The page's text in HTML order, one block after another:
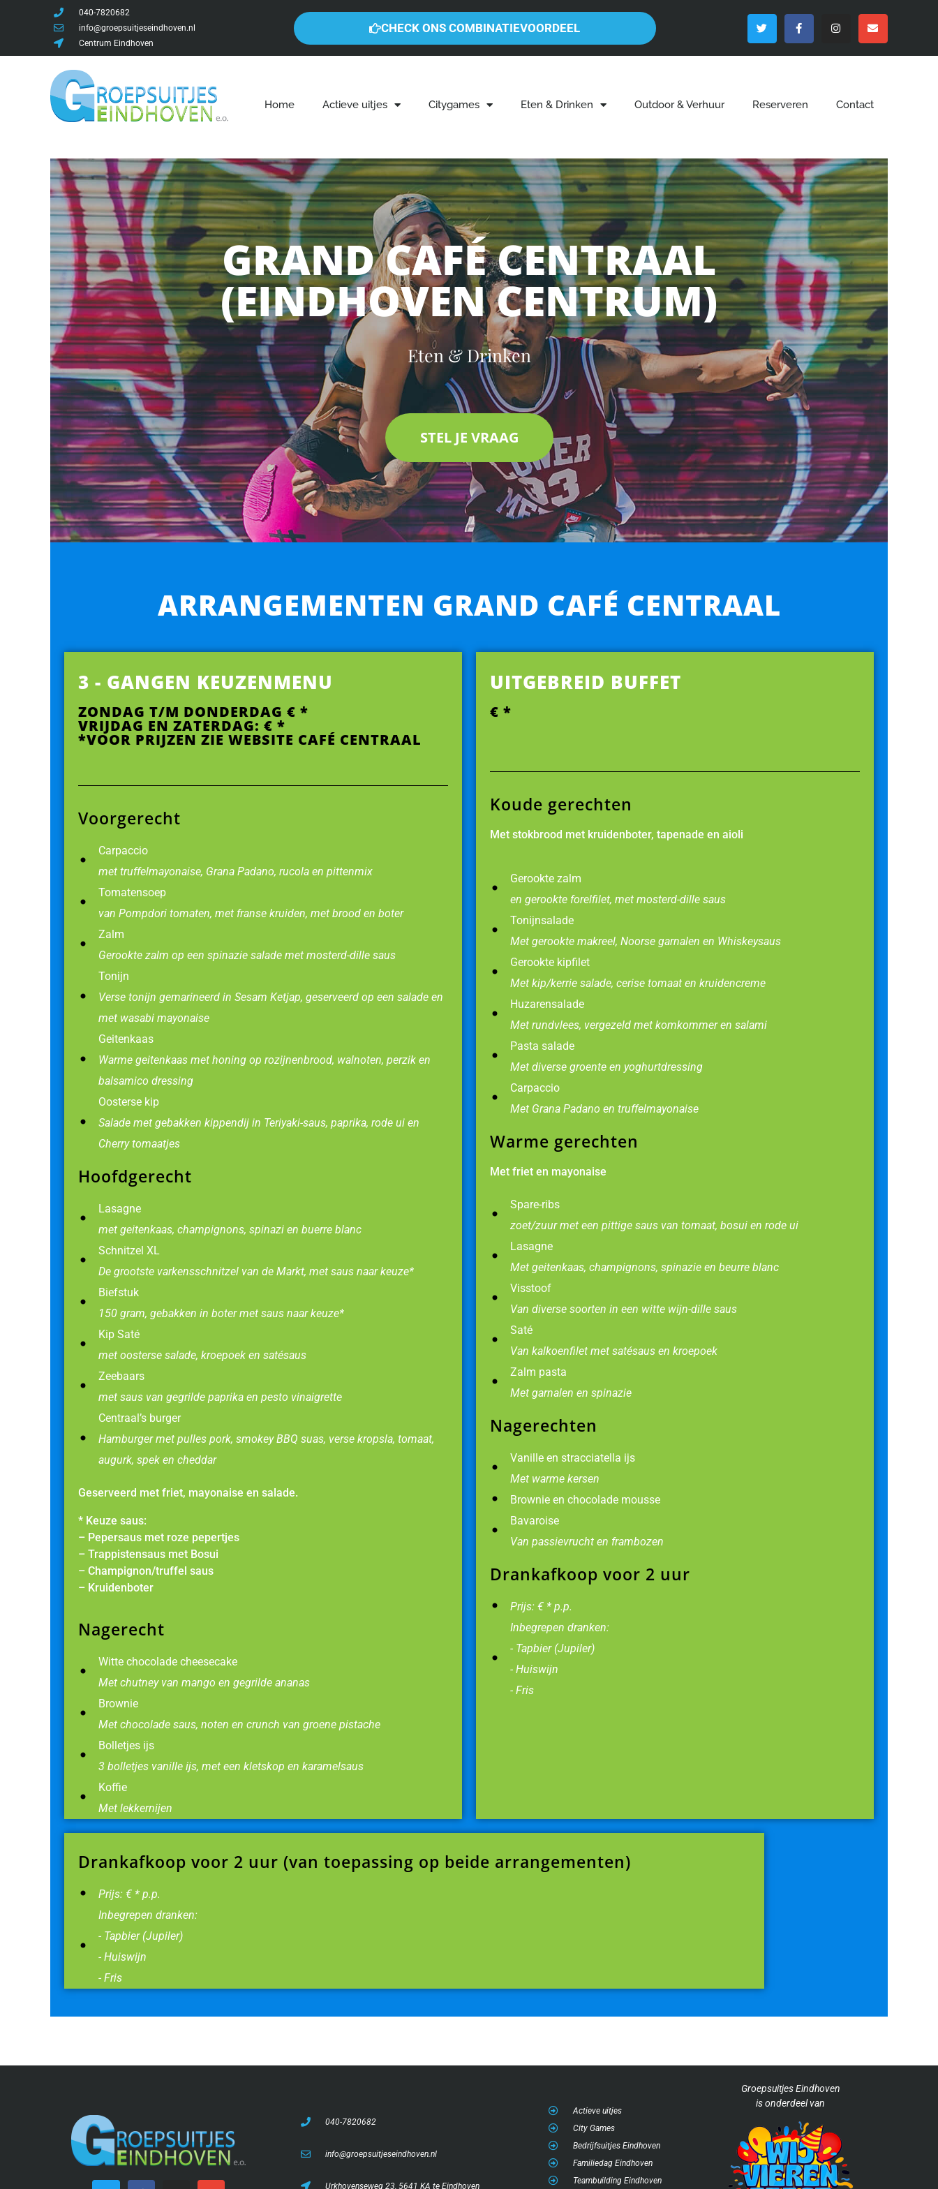
040-7820682
info@groepsuitjeseindhoven.nl
Centrum Eindhoven
CHECK ONS COMBINATIEVOORDEEL
Home Actieve uitjes Citygames Eten & Drinken Outdoor & Verhuur Reserveren Contact
GRAND CAFÉ CENTRAAL
(EINDHOVEN CENTRUM)
Eten & Drinken
STEL JE VRAAG
ARRANGEMENTEN GRAND CAFÉ CENTRAAL
3 - GANGEN KEUZENMENU
ZONDAG T/M DONDERDAG € *
VRIJDAG EN ZATERDAG: € *
*VOOR PRIJZEN ZIE WEBSITE CAFÉ CENTRAAL
Voorgerecht
Carpaccio
met truffelmayonaise, Grana Padano, rucola en pittenmix
Tomatensoep
van Pompdori tomaten, met franse kruiden, met brood en boter
Zalm
Gerookte zalm op een spinazie salade met mosterd-dille saus
Tonijn
Verse tonijn gemarineerd in Sesam Ketjap, geserveerd op een salade en
met wasabi mayonaise
Geitenkaas
Warme geitenkaas met honing op rozijnenbrood, walnoten, perzik en
balsamico dressing
Oosterse kip
Salade met gebakken kippendij in Teriyaki-saus, paprika, rode ui en
Cherry tomaatjes
Hoofdgerecht
Lasagne
met geitenkaas, champignons, spinazi en buerre blanc
Schnitzel XL
De grootste varkensschnitzel van de Markt, met saus naar keuze*
Biefstuk
150 gram, gebakken in boter met saus naar keuze*
Kip Saté
met oosterse salade, kroepoek en satésaus
Zeebaars
met saus van gegrilde paprika en pesto vinaigrette
Centraal’s burger
Hamburger met pulles pork, smokey BBQ suas, verse kropsla, tomaat,
augurk, spek en cheddar
Geserveerd met friet, mayonaise en salade.
* Keuze saus:
– Pepersaus met roze pepertjes
– Trappistensaus met Bosui
– Champignon/truffel saus
– Kruidenboter
Nagerecht
Witte chocolade cheesecake
Met chutney van mango en gegrilde ananas
Brownie
Met chocolade saus, noten en crunch van groene pistache
Bolletjes ijs
3 bolletjes vanille ijs, met een kletskop en karamelsaus
Koffie
Met lekkernijen
UITGEBREID BUFFET
€ *
Koude gerechten
Met stokbrood met kruidenboter, tapenade en aioli
Gerookte zalm
en gerookte forelfilet, met mosterd-dille saus
Tonijnsalade
Met gerookte makreel, Noorse garnalen en Whiskeysaus
Gerookte kipfilet
Met kip/kerrie salade, cerise tomaat en kruidencreme
Huzarensalade
Met rundvlees, vergezeld met komkommer en salami
Pasta salade
Met diverse groente en yoghurtdressing
Carpaccio
Met Grana Padano en truffelmayonaise
Warme gerechten
Met friet en mayonaise
Spare-ribs
zoet/zuur met een pittige saus van tomaat, bosui en rode ui
Lasagne
Met geitenkaas, champignons, spinazie en beurre blanc
Visstoof
Van diverse soorten in een witte wijn-dille saus
Saté
Van kalkoenfilet met satésaus en kroepoek
Zalm pasta
Met garnalen en spinazie
Nagerechten
Vanille en stracciatella ijs
Met warme kersen
Brownie en chocolade mousse
Bavaroise
Van passievrucht en frambozen
Drankafkoop voor 2 uur
Prijs: € * p.p.
Inbegrepen dranken:
- Tapbier (Jupiler)
- Huiswijn
- Fris
Drankafkoop voor 2 uur (van toepassing op beide arrangementen)
Prijs: € * p.p.
Inbegrepen dranken:
- Tapbier (Jupiler)
- Huiswijn
- Fris
040-7820682
info@groepsuitjeseindhoven.nl
Urkhovenseweg 23, 5641 KA te Eindhoven
Actieve uitjes
City Games
Bedrijfsuitjes Eindhoven
Familiedag Eindhoven
Teambuilding Eindhoven
Groepsuitjes Eindhoven
isonderdeel van